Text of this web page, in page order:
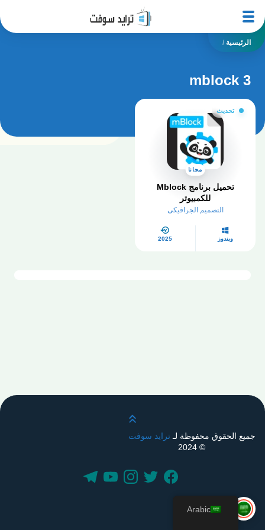
الرئيسية /
mblock 3
تحديث
مجانا
تحميل برنامج Mblock
للكمبيوتر​
التصميم الجرافيكي
ويندوز 2025
قم بالتمرير لأعلى
جميع الحقوق محفوظة لـترايد سوفت
© 2024
Arabic